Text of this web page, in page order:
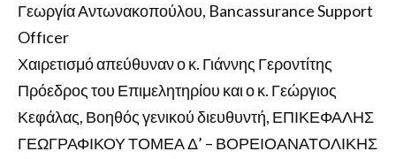
Γεωργία Αντωνακοπούλου, Bancassurance Support
Offιcer
Χαιρετισμό απεύθυναν ο κ. Γιάννης Γεροντίτης
Πρόεδρος του Επιμελητηρίου και ο κ. Γεώργιος
Κεφάλας, Βοηθός γενικού διευθυντή, ΕΠΙΚΕΦΑΛΗΣ
ΓΕΩΓΡΑΦΙΚΟΥ ΤΟΜΕΑ Δ’ – ΒΟΡΕΙΟΑΝΑΤΟΛΙΚΗΣ